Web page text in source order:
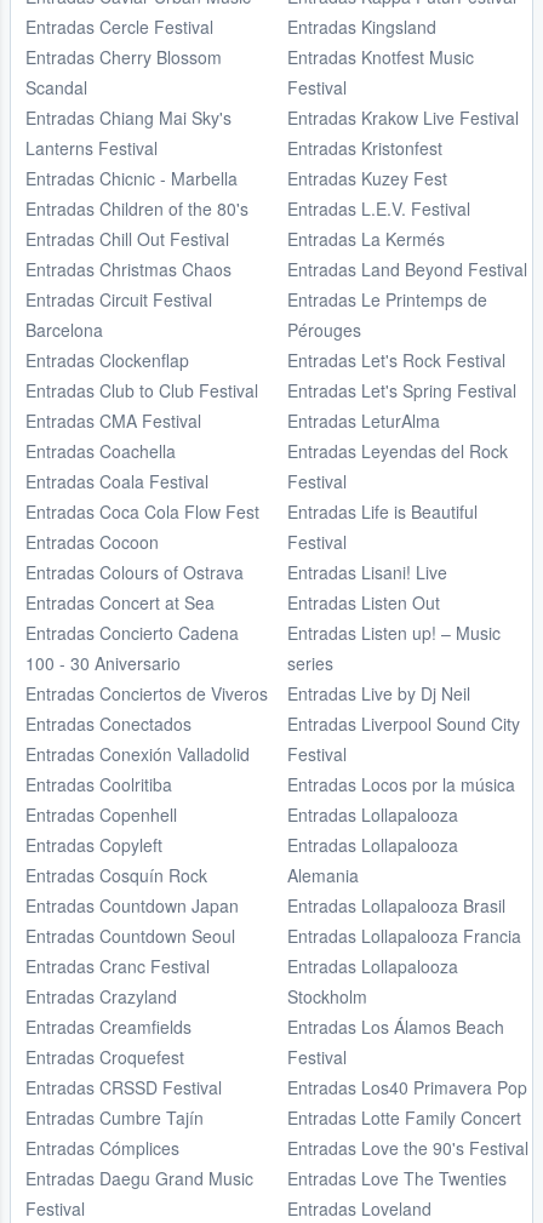
Entradas Cercle Festival
Entradas Cherry Blossom
Scandal
Entradas Chiang Mai Sky's
Lanterns Festival
Entradas Chicnic - Marbella
Entradas Children of the 80's
Entradas Chill Out Festival
Entradas Christmas Chaos
Entradas Circuit Festival
Barcelona
Entradas Clockenflap
Entradas Club to Club Festival
Entradas CMA Festival
Entradas Coachella
Entradas Coala Festival
Entradas Coca Cola Flow Fest
Entradas Cocoon
Entradas Colours of Ostrava
Entradas Concert at Sea
Entradas Concierto Cadena
100 - 30 Aniversario
Entradas Conciertos de Viveros
Entradas Conectados
Entradas Conexión Valladolid
Entradas Coolritiba
Entradas Copenhell
Entradas Copyleft
Entradas Cosquín Rock
Entradas Countdown Japan
Entradas Countdown Seoul
Entradas Cranc Festival
Entradas Crazyland
Entradas Creamfields
Entradas Croquefest
Entradas CRSSD Festival
Entradas Cumbre Tajín
Entradas Cómplices
Entradas Daegu Grand Music
Festival
Entradas Kingsland
Entradas Knotfest Music
Festival
Entradas Krakow Live Festival
Entradas Kristonfest
Entradas Kuzey Fest
Entradas L.E.V. Festival
Entradas La Kermés
Entradas Land Beyond Festival
Entradas Le Printemps de
Pérouges
Entradas Let's Rock Festival
Entradas Let's Spring Festival
Entradas LeturAlma
Entradas Leyendas del Rock
Festival
Entradas Life is Beautiful
Festival
Entradas Lisani! Live
Entradas Listen Out
Entradas Listen up! – Music
series
Entradas Live by Dj Neil
Entradas Liverpool Sound City
Festival
Entradas Locos por la música
Entradas Lollapalooza
Entradas Lollapalooza
Alemania
Entradas Lollapalooza Brasil
Entradas Lollapalooza Francia
Entradas Lollapalooza
Stockholm
Entradas Los Álamos Beach
Festival
Entradas Los40 Primavera Pop
Entradas Lotte Family Concert
Entradas Love the 90's Festival
Entradas Love The Twenties
Entradas Loveland